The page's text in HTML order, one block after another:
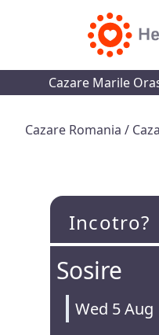
Cazare Marile
Cazare Romania /
Incotro?
Sosire
Wed 5 Aug